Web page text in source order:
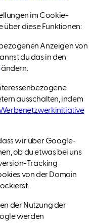
im Cookie-
über diese Funktionen:
Anzeigen von
du das in den
ändern.
ausschalten, indem
wir über Google-
ob du etwas bei uns
Tracking
von der Domain
der Nutzung der
werden